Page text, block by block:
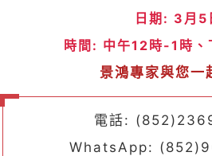
日期: 3月5
時間: 中午12時-1時
景鴻專家與您一
電話:
WhatsApp: